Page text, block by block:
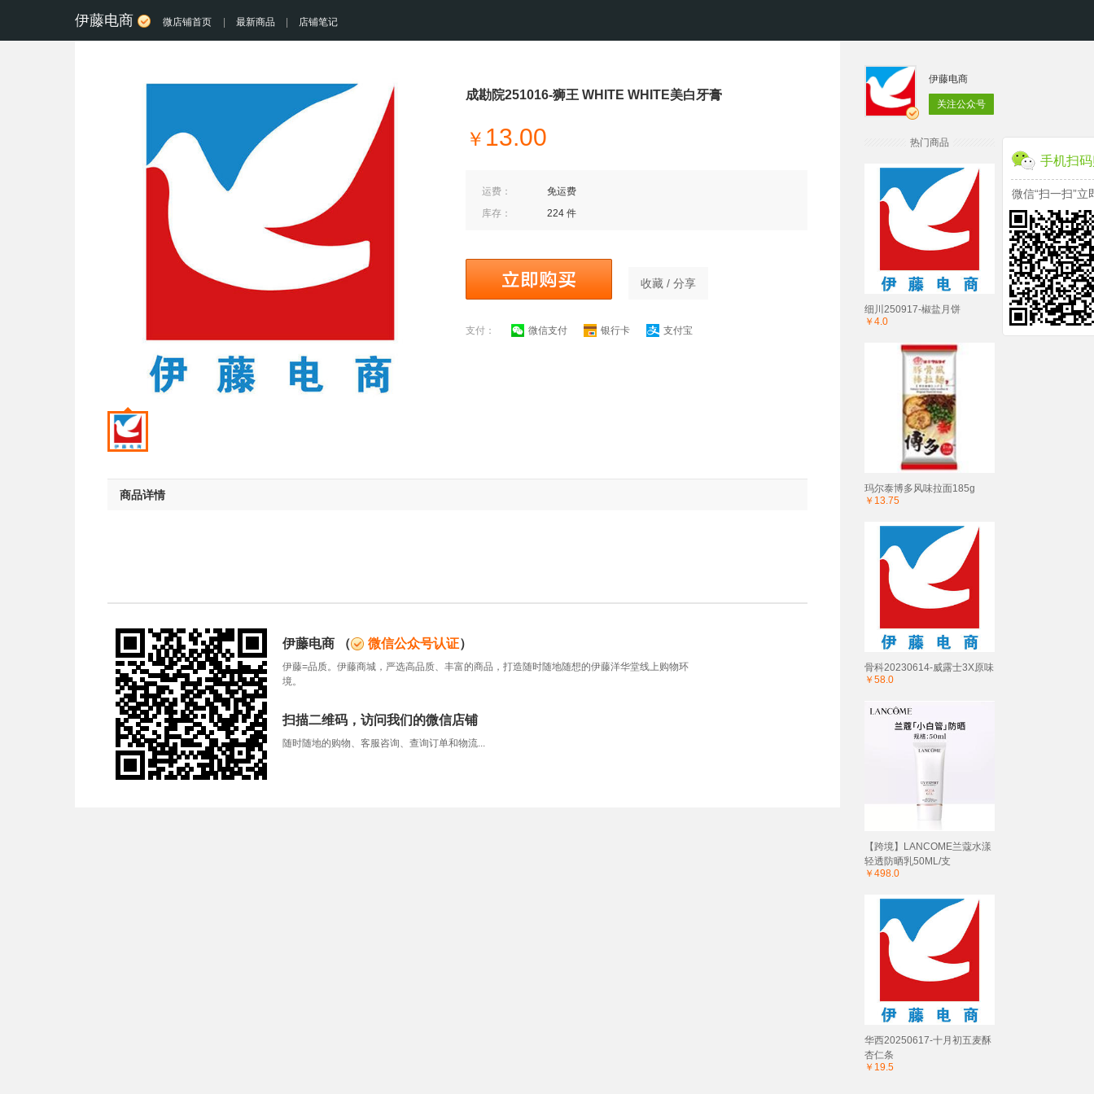
伊藤电商 微店铺首页 最新商品 店铺笔记
成勘院251016-狮王 WHITE WHITE美白牙膏
￥ 13.00
运费：
免运费
库存：
224 件
收藏 / 分享
支付： 微信支付 银行卡 支付宝
商品详情
伊藤电商 （ 微信公众号认证）
伊藤=品质。伊藤商城，严选高品质、丰富的商品，打造随时随地随想的伊藤洋华堂线上购物环
境。
扫描二维码，访问我们的微信店铺
随时随地的购物、客服咨询、查询订单和物流...
伊藤电商
关注公众号
热门商品
细川250917-椒盐月饼
￥4.0
玛尔泰博多风味拉面185g
￥13.75
骨科20230614-威露士3X原味
￥58.0
【跨境】LANCOME兰蔻水漾
轻透防晒乳50ML/支
￥498.0
华西20250617-十月初五麦酥
杏仁条
￥19.5
手机扫
微信“扫一扫”立